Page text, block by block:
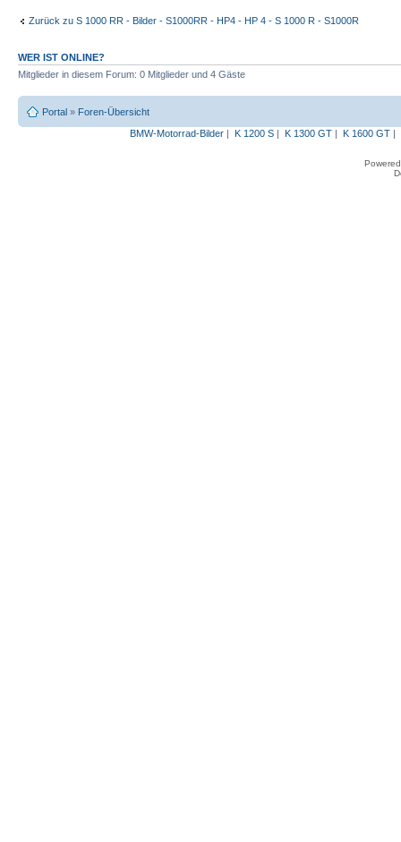
Zurück zu S 1000 RR - Bilder - S1000RR - HP4 - HP 4 - S 1000 R - S1000R
WER IST ONLINE?
Mitglieder in diesem Forum: 0 Mitglieder und 4 Gäste
Portal » Foren-Übersicht
BMW-Motorrad-Bilder| K 1200 S| K 1300 GT| K 1600 GT|